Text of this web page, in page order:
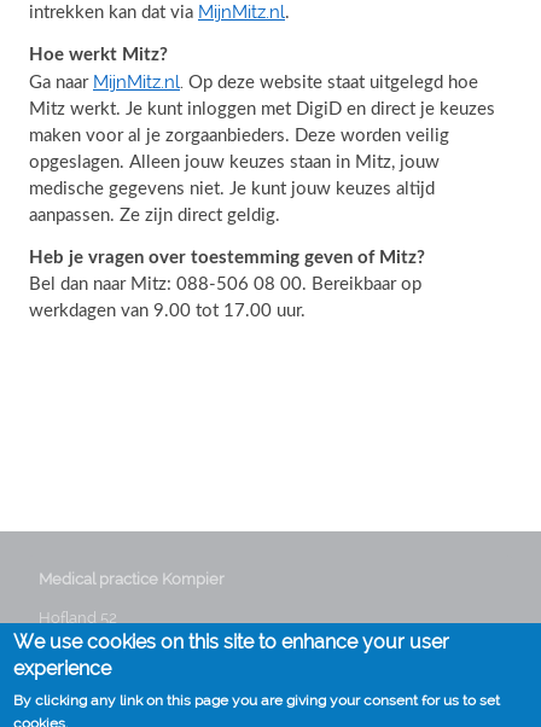
intrekken kan dat via MijnMitz.nl.
Hoe werkt Mitz?
Ga naar MijnMitz.nl Op deze website staat uitgelegd hoe
Mitz werkt. Je kunt inloggen met DigiD en direct je keuzes
maken voor al je zorgaanbieders. Deze worden veilig
opgeslagen. Alleen jouw keuzes staan in Mitz, jouw
medische gegevens niet. Je kunt jouw keuzes altijd
aanpassen. Ze zijn direct geldig.
Heb je vragen over toestemming geven of Mitz?
Bel dan naar Mitz: 088-506 08 00. Bereikbaar op
werkdagen van 9.00 tot 17.00 uur.
Medical practice Kompier
Hofland 52
3641 GG Mijdrecht
Phone:0297 282235
We use cookies on this site to enhance your user
experience
By clicking any link on this page you are giving your consent for us to set
cookies.